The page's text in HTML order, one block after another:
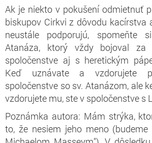
Ak je niekto v pokušení odmietnuť
biskupov Cirkvi z dôvodu kacírstva
neustále podporujú, spomeňte
Atanáza, ktorý vždy bojoval
spoločenstve aj s heretickým
Keď uznávate a vzdorujete
spoločenstve so sv. Atanázom, ale
vzdorujete mu, ste v spoločenstve s
Poznámka autora: Mám strýka,
to, že nesiem jeho meno